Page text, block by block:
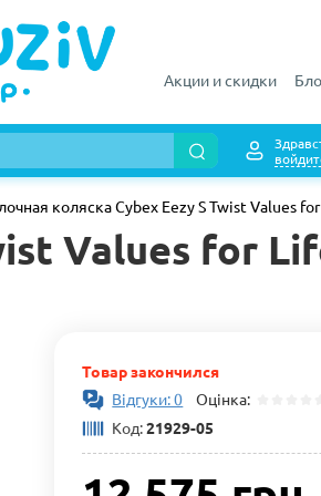
Акции и скидки
коляска Cybex Eezy S Twist Values
Values for
Товар закончился
Відгуки: 0 Оцінка:
Код:21929-05